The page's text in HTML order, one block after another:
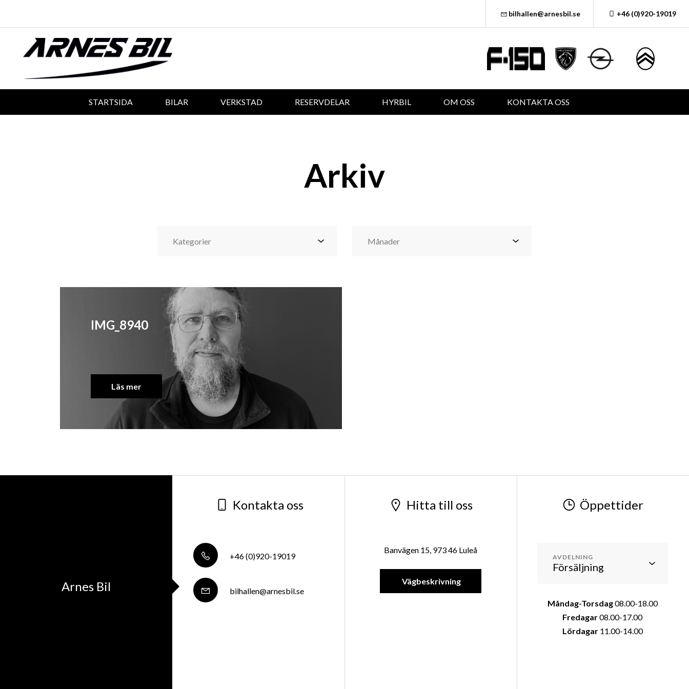
bilhallen@arnesbil.se +46 (0)920-19019
STARTSIDA BILAR VERKSTAD RESERVDELAR HYRBIL OM OSS KONTAKTA OSS
Arkiv
IMG_8940
Läs mer
Arnes Bil
Kontakta oss
+46 (0)920-19019
bilhallen@arnesbil.se
Hitta till oss
Banvägen 15, 973 46 Luleå
Vägbeskrivning
Öppettider
AVDELNING
Måndag-Torsdag08.00-18.00
Fredagar08.00-17.00
Lördagar11.00-14.00